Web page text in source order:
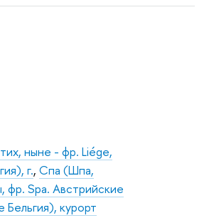
ныне - фр. Liége,
г., Спа (Шпа,
фр. Spа. Австрийские
курорт